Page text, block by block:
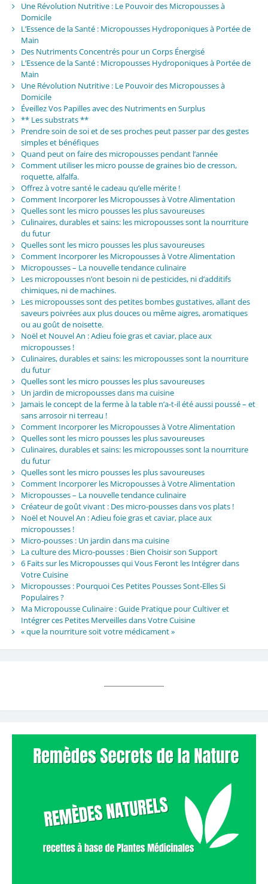
Une Révolution Nutritive : Le Pouvoir des Micropousses à
Domicile
L’Essence de la Santé : Micropousses Hydroponiques à Portée de
Main
Des Nutriments Concentrés pour un Corps Énergisé
L’Essence de la Santé : Micropousses Hydroponiques à Portée de
Main
Une Révolution Nutritive : Le Pouvoir des Micropousses à
Domicile
Éveillez Vos Papilles avec des Nutriments en Surplus
** Les substrats **
Prendre soin de soi et de ses proches peut passer par des gestes
simples et bénéfiques
Quand peut on faire des micropousses pendant l’année
Comment utiliser les micro pousse de graines bio de cresson,
roquette, alfalfa.
Offrez à votre santé le cadeau qu’elle mérite !
Comment Incorporer les Micropousses à Votre Alimentation
Quelles sont les micro pousses les plus savoureuses
Culinaires, durables et sains: les micropousses sont la nourriture
du futur
Quelles sont les micro pousses les plus savoureuses
Comment Incorporer les Micropousses à Votre Alimentation
Micropousses – La nouvelle tendance culinaire
Les micropousses n’ont besoin ni de pesticides, ni d’additifs
chimiques, ni de machines.
Les micropousses sont des petites bombes gustatives, allant des
saveurs poivrées aux plus douces ou même aigres, aromatiques
ou au goût de noisette.
Noël et Nouvel An : Adieu foie gras et caviar, place aux
micropousses !
Culinaires, durables et sains: les micropousses sont la nourriture
du futur
Quelles sont les micro pousses les plus savoureuses
Un jardin de micropousses dans ma cuisine
Jamais le concept de la ferme à la table n’a-t-il été aussi poussé – et
sans arrosoir ni terreau !
Comment Incorporer les Micropousses à Votre Alimentation
Quelles sont les micro pousses les plus savoureuses
Culinaires, durables et sains: les micropousses sont la nourriture
du futur
Quelles sont les micro pousses les plus savoureuses
Comment Incorporer les Micropousses à Votre Alimentation
Micropousses – La nouvelle tendance culinaire
Créateur de goût vivant : Des micro-pousses dans vos plats !
Noël et Nouvel An : Adieu foie gras et caviar, place aux
micropousses !
Micro-pousses : Un jardin dans ma cuisine
La culture des Micro-pousses : Bien Choisir son Support
6 Faits sur les Micropousses qui Vous Feront les Intégrer dans
Votre Cuisine
Micropousses : Pourquoi Ces Petites Pousses Sont-Elles Si
Populaires ?
Ma Micropousse Culinaire : Guide Pratique pour Cultiver et
Intégrer ces Petites Merveilles dans Votre Cuisine
« que la nourriture soit votre médicament »